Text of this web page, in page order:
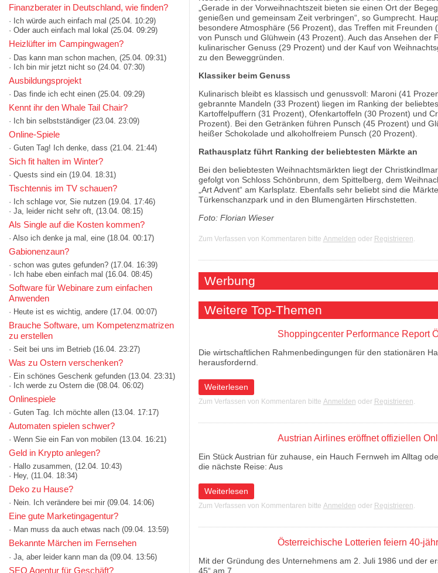
Finanzberater in Deutschland, wie finden?
· Ich würde auch einfach mal (25.04. 10:29)
· Oder auch einfach mal lokal (25.04. 09:29)
Heizlüfter im Campingwagen?
· Das kann man schon machen, (25.04. 09:31)
· Ich bin mir jetzt nicht so (24.04. 07:30)
Ausbildungsprojekt
· Das finde ich echt einen (25.04. 09:29)
Kennt ihr den Whale Tail Chair?
· Ich bin selbstständiger (23.04. 23:09)
Online-Spiele
· Guten Tag! Ich denke, dass (21.04. 21:44)
Sich fit halten im Winter?
· Quests sind ein (19.04. 18:31)
Tischtennis im TV schauen?
· Ich schlage vor, Sie nutzen (19.04. 17:46)
· Ja, leider nicht sehr oft, (13.04. 08:15)
Als Single auf die Kosten kommen?
· Also ich denke ja mal, eine (18.04. 00:17)
Gabionenzaun?
· schon was gutes gefunden? (17.04. 16:39)
· Ich habe eben einfach mal (16.04. 08:45)
Software für Webinare zum einfachen
Anwenden
· Heute ist es wichtig, andere (17.04. 00:07)
Brauche Software, um Kompetenzmatrizen
zu erstellen
· Seit bei uns im Betrieb (16.04. 23:27)
Was zu Ostern verschenken?
· Ein schönes Geschenk gefunden (13.04. 23:31)
· Ich werde zu Ostern die (08.04. 06:02)
Onlinespiele
· Guten Tag. Ich möchte allen (13.04. 17:17)
Automaten spielen schwer?
· Wenn Sie ein Fan von mobilen (13.04. 16:21)
Geld in Krypto anlegen?
· Hallo zusammen, (12.04. 10:43)
· Hey, (11.04. 18:34)
Deko zu Hause?
· Nein. Ich verändere bei mir (09.04. 14:06)
Eine gute Marketingagentur?
· Man muss da auch etwas nach (09.04. 13:59)
Bekannte Märchen im Fernsehen
· Ja, aber leider kann man da (09.04. 13:56)
SEO Agentur für Geschäft?
„Gerade in der Vorweihnachtszeit bieten sie einen Ort der
genießen und gemeinsam Zeit verbringen“, so Gumprecht.
besondere Atmosphäre (56 Prozent), das Treffen mit Freunden
von Punsch und Glühwein (43 Prozent). Auch das Ansehen der
kulinarischer Genuss (29 Prozent) und der Kauf von
zu den Beweggründen.
Klassiker beim Genuss
Kulinarisch bleibt es klassisch und genussvoll: Maroni (41
gebrannte Mandeln (33 Prozent) liegen im Ranking der
Kartoffelpuffern (31 Prozent), Ofenkartoffeln (30 Prozent) und
Prozent). Bei den Getränken führen Punsch (45 Prozent) und
heißer Schokolade und alkoholfreiem Punsch (20 Prozent).
Rathausplatz führt Ranking der beliebtesten Märkte an
Bei den beliebtesten Weihnachtsmärkten liegt der
gefolgt von Schloss Schönbrunn, dem Spittelberg, dem
„Art Advent“ am Karlsplatz. Ebenfalls sehr beliebt sind die
Türkenschanzpark und in den Blumengärten Hirschstetten.
Foto: Florian Wieser
Zum Verfassen von Kommentaren bitte Anmelden oder Registrieren.
Werbung
Weitere Top-Themen
Shoppingcenter Performance Report
Die wirtschaftlichen Rahmenbedingungen für den stationären
herausfordernd.
Weiterlesen
über Shoppingcenter Performance Report Österreich 2026
Zum Verfassen von Kommentaren bitte Anmelden oder Registrieren.
Austrian Airlines eröffnet offiziellen
Ein Stück Austrian für zuhause, ein Hauch Fernweh im Alltag
die nächste Reise: Aus
Weiterlesen
über Austrian Airlines eröffnet offiziellen Online-Fanshop
Zum Verfassen von Kommentaren bitte Anmelden oder Registrieren.
Österreichische Lotterien feiern 40-
Mit der Gründung des Unternehmens am 2. Juli 1986 und der
45“ am 7.